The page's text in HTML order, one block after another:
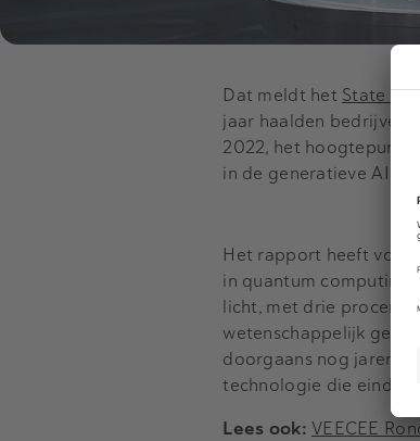
Dat meldt het State of
jaar haalden bedrijven
2022, het hoogtepunt
in de generatieve AI.
Het rapport heeft
in quantum computing
licht, met drie procent.
wetenschappelijk
doorgaans nog jaren.
technologie die
Lees ook: VEECEE